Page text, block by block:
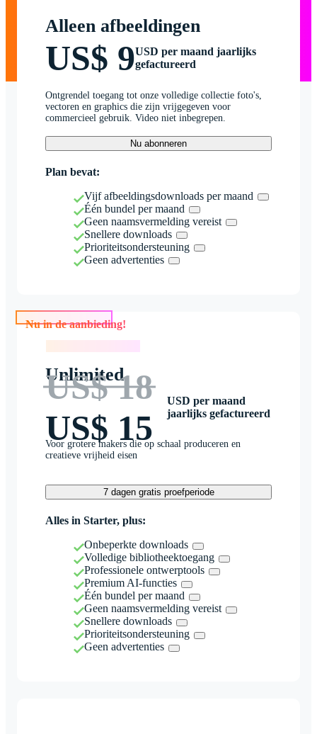
Alleen afbeeldingen
US$ 9USD per maand jaarlijks
gefactureerd
Ontgrendel toegang tot onze volledige collectie foto's,
vectoren en graphics die zijn vrijgegeven voor
commercieel gebruik. Video niet inbegrepen.
Nu abonneren
Plan bevat:
Vijf afbeeldingsdownloads per maand
Één bundel per maand
Geen naamsvermelding vereist
Snellere downloads
Prioriteitsondersteuning
Geen advertenties
Nu in de aanbieding!
Unlimited
US$ 18
US$ 15
USD per maand
jaarlijks gefactureerd
Voor grotere makers die op schaal produceren en
creatieve vrijheid eisen
7 dagen gratis proefperiode
Alles in Starter, plus:
Onbeperkte downloads
Volledige bibliotheektoegang
Professionele ontwerptools
Premium AI-functies
Één bundel per maand
Geen naamsvermelding vereist
Snellere downloads
Prioriteitsondersteuning
Geen advertenties